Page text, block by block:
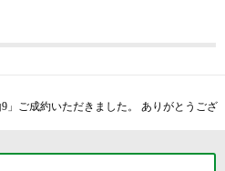
」ご成約いただきました。 ありがとうござ